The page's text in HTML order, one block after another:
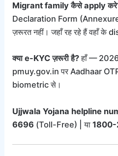
Migrant family कैसे apply
Declaration Form
ज़रूरत नहीं। जहाँ रह रहे हैं वहाँ के
क्या e-KYC ज़रूरी है?हाँ —
pmuy.gov.in पर Aadhaar
biometric से।
Ujjwala Yojana helpline
6696 (Toll-Free) | या